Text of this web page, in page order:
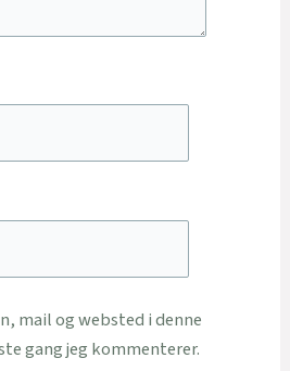
mail og websted i denne
gang jeg kommenterer.